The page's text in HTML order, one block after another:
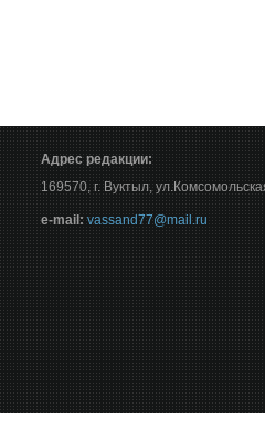
Адрес редакции:
169570, г. Вуктыл,
е-mail: vassand77@mail.ru